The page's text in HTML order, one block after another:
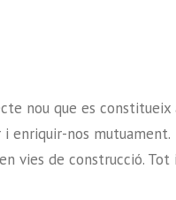
nou que es
enriquir-nos mutuament.
vies de construcció.